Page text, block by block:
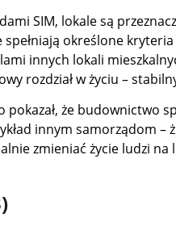
SIM, lokale są
określone
innych lokali
rozdział w życiu –
pokazał, że budownictwo
innym samorządom
zmieniać życie ludzi na